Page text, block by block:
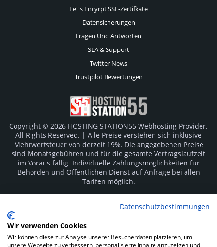
Let's Encyrpt SSL-Zertifkate
Datensicherungen
Fragen Und Antworten
SLA & Support
Twitter News
Trustpilot Bewertungen
Copyright © 2026 HOSTING STATION55 Webhosting Provider.
All Rights Reserved. | Alle Preise verstehen sich inklusive
Mehrwertsteuer von derzeit 19%. Die angegebenen Preise
sind Monatsgebühren und für die gesamte Vertragslaufzeit
im Voraus fällig. Individuelle Zahlungsmöglichkeiten für
Behörden und Öffentlichen Dienst auf Anfrage bei allen
Tarifen möglich.
Hersteller. Irrtümer vorbehalten.
SOCIAL MEDIA
Datenschutzbestimmungen
Wir verwenden Cookies
Wir können diese zur Analyse unserer Besucherdaten platzieren, um
unsere Webseite zu verbessern, personalisierte Inhalte anzuzeigen und